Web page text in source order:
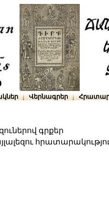
Վերնագրեր
գրքեր